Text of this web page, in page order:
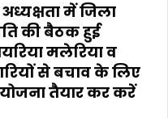
में जिला
की बैठक हुई
मलेरिया व
से बचाव के लिए
योजना तैयार कर करें